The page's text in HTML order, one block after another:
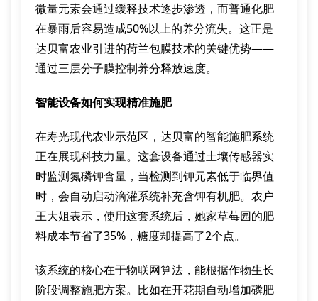
微量元素会通过缓释技术逐步渗透，而普通化肥
在暴雨后容易造成50%以上的养分流失。这正是
达贝富农业引进的荷兰包膜技术的关键优势——
通过三层分子膜控制养分释放速度。
智能设备如何实现精准施肥
在寿光现代农业示范区，达贝富的智能施肥系统
正在展现科技力量。这套设备通过土壤传感器实
时监测氮磷钾含量，当检测到钾元素低于临界值
时，会自动启动滴灌系统补充含钾有机肥。农户
王大姐表示，使用这套系统后，她家草莓园的肥
料成本节省了35%，糖度却提高了2个点。
该系统的核心在于物联网算法，能根据作物生长
阶段调整施肥方案。比如在开花期自动增加磷肥